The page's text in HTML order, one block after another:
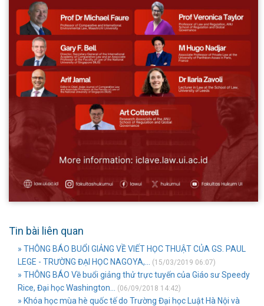
Tin bài liên quan
» THÔNG BÁO BUỔI GIẢNG VỀ VIẾT HỌC THUẬT CỦA GS. PAUL
LEGE - TRƯỜNG ĐẠI HỌC NAGOYA,...
(15/03/2019 06:07)
» THÔNG BÁO Về buổi giảng thử trực tuyến của Giáo sư Speedy
Rice, Đại học Washington...
(06/09/2018 14:42)
» Khóa học mùa hè quốc tế do Trường Đại học Luật Hà Nội và